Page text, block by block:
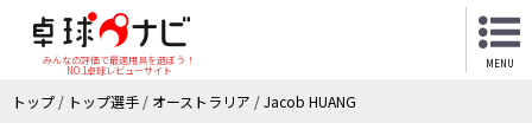
みんなの評価で最適用具を選ぼう！
NO.1卓球レビューサイト
MENU
トップ / トップ選手 / オーストラリア /Jacob HUANG